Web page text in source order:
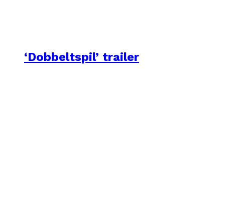
‘Dobbeltspil’ trailer